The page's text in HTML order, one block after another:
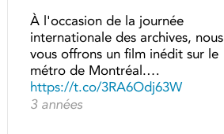
À l'occasion de la journée
internationale des archives, nous
vous offrons un film inédit sur le
métro de Montréal.…
https://t.co/3RA6Odj63W
3 années